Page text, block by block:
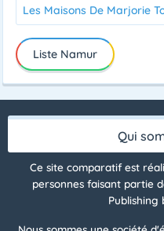
Les Maisons De Marjorie
Liste Namur
Qui
Ce site comparatif est
personnes faisant partie
Publishing